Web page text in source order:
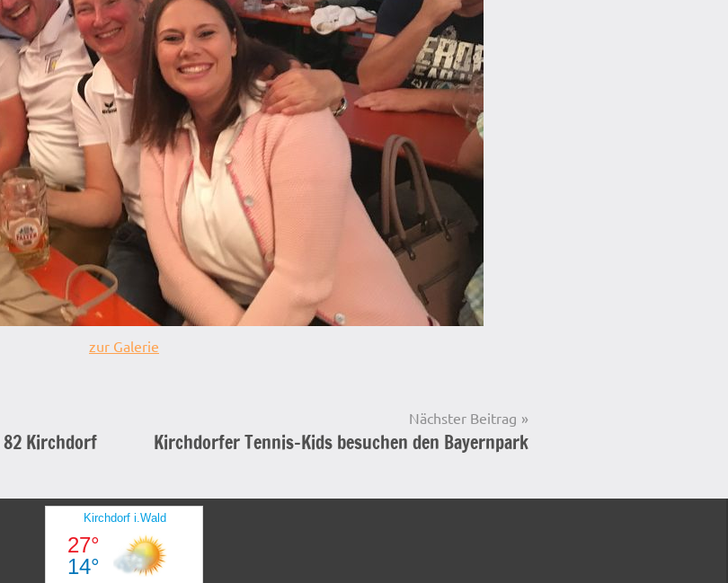
zur Galerie
82 Kirchdorf
Nächster Beitrag
Kirchdorfer Tennis-Kids besuchen den Bayernpark